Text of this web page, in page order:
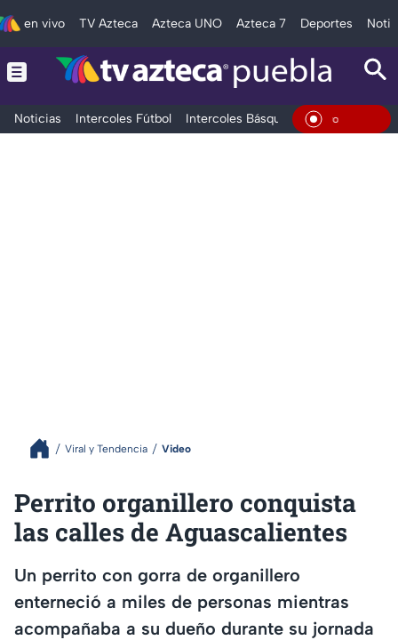
en vivo TV Azteca Azteca UNO Azteca 7 Deportes
Noticias Intercoles Fútbol Intercoles Básquetbol DeportesEn
Viral y Tendencia Video
Perrito organillero conquista
las calles de Aguascalientes
Un perrito con gorra de organillero
enterneció a miles de personas mientras
acompañaba a su dueño durante su jornada